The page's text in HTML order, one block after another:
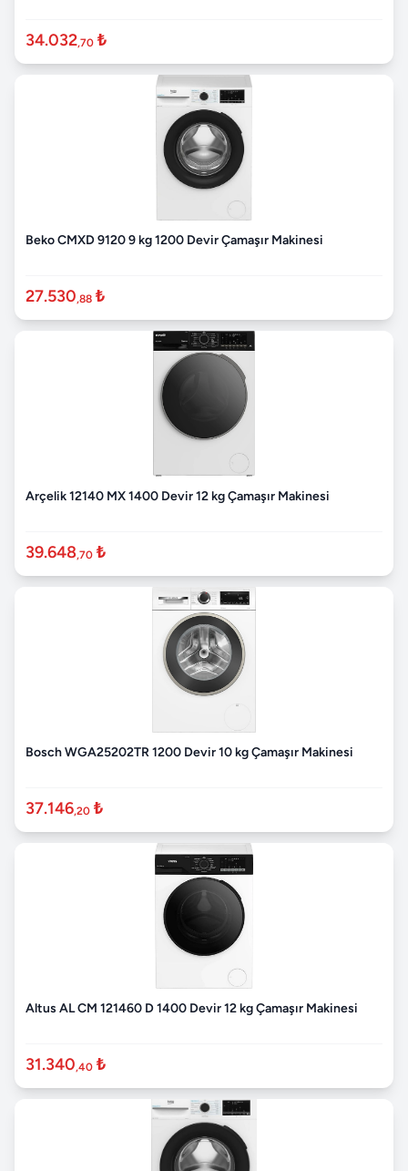
34.032,70 ₺
Beko CMXD 9120 9 kg 1200 Devir Çamaşır Makinesi
27.530,88 ₺
Arçelik 12140 MX 1400 Devir 12 kg Çamaşır Makinesi
39.648,70 ₺
Bosch WGA25202TR 1200 Devir 10 kg Çamaşır Makinesi
37.146,20 ₺
Altus AL CM 121460 D 1400 Devir 12 kg Çamaşır Makinesi
31.340,40 ₺